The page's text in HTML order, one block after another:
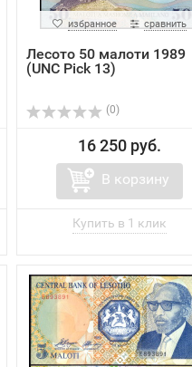
избранное сравнить
Лесото 50 малоти 1989
(UNC Pick 13)
(0)
16 250 руб.
В корзину